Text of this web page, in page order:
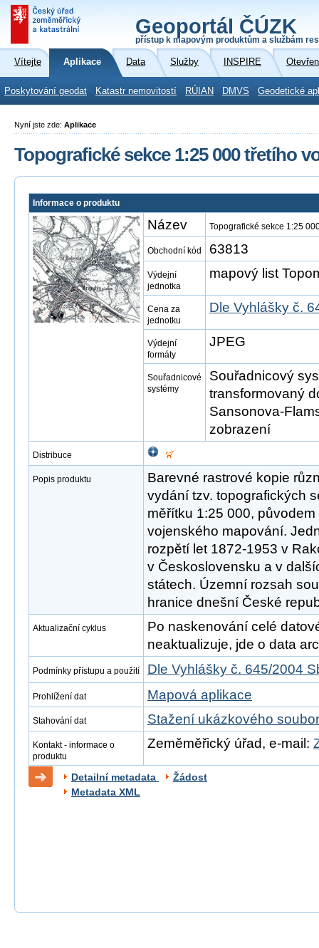
Geoportál ČÚZK
přístup k mapovým produktům a službám
Vítejte Aplikace Data Služby INSPIRE
Poskytování geodat Katastr nemovitostí RÚIAN DMVS Geodetické
Nyní jste zde: Aplikace
Topografické sekce 1:25 000 třetího
Informace o produktu
Název Topografické sekce 1:25
Obchodní kód 63813
Výdejní
jednotka
mapový list
Cena za
jednotku
Dle Vyhlášky č.
Výdejní
formáty
JPEG
Souřadnicové
systémy
Souřadnicový
transformovaný
Sansonova-
zobrazení
Distribuce
Popis produktu
Barevné rastrové kopie
vydání tzv. topografických
měřítku 1:25 000,
vojenského mapování.
rozpětí let 1872-1953 v
v Československu a v
státech. Územní rozsah
hranice dnešní České
Aktualizační cyklus
Po naskenování celé
neaktualizuje, jde o data
Podmínky přístupu a použití Dle Vyhlášky č. 645/2004
Prohlížení dat Mapová aplikace
Stahování dat Stažení ukázkového
Kontakt - informace o
produktu
Zeměměřický úřad, e-mail:
Detailní metadata
Žádost
Metadata XML